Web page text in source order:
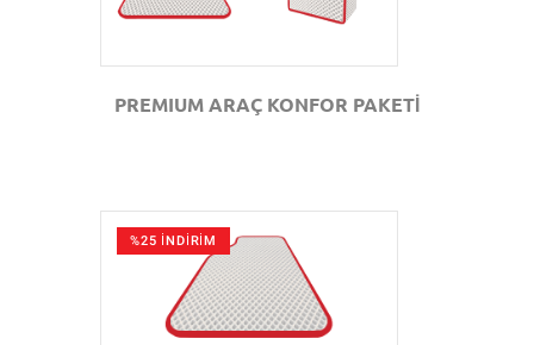
PREMIUM ARAÇ KONFOR PAKETİ
%25 İNDİRİM